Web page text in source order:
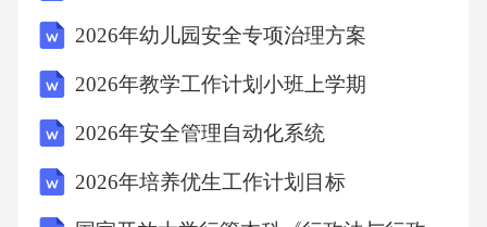
2026年幼儿园安全专项治理方案
2026年教学工作计划小班上学期
2026年安全管理自动化系统
2026年培养优生工作计划目标